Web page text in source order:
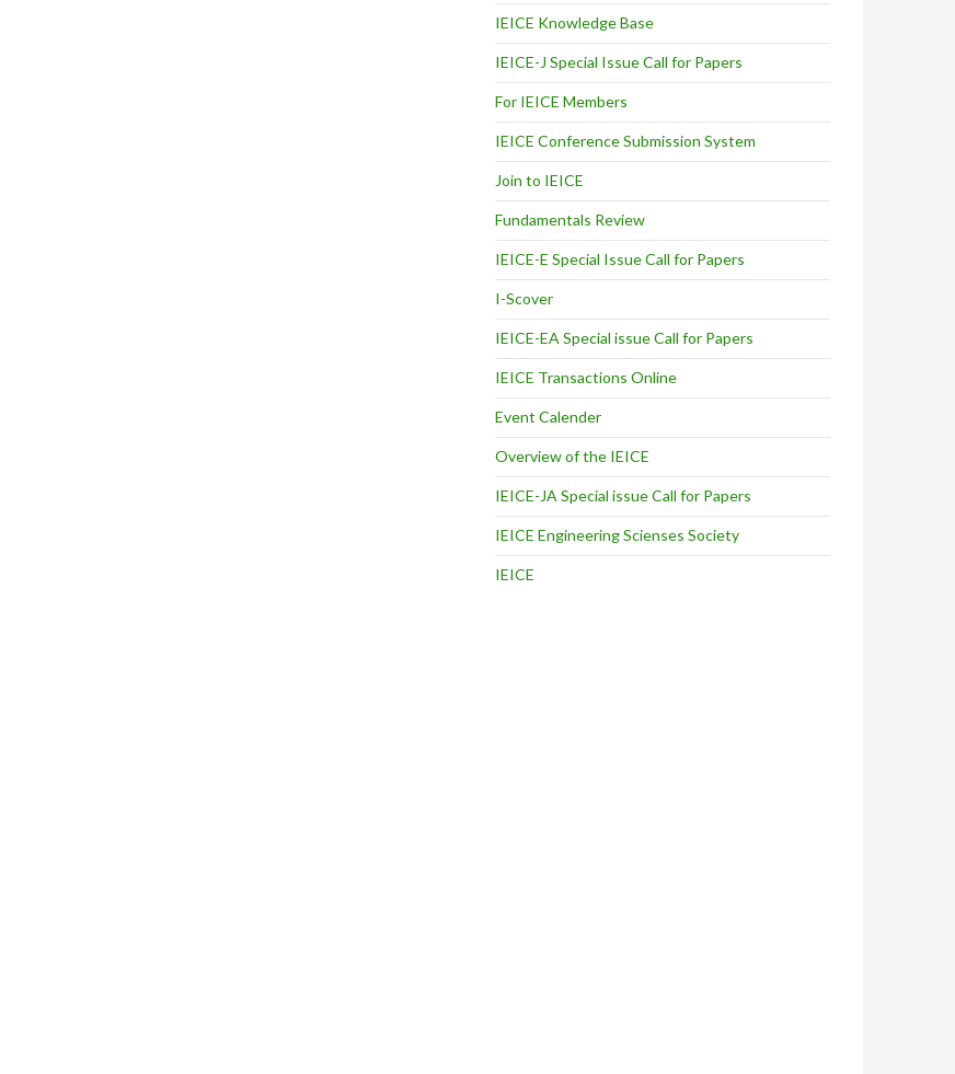
IEICE Knowledge Base
IEICE-J Special Issue Call for Papers
For IEICE Members
IEICE Conference Submission System
Join to IEICE
Fundamentals Review
IEICE-E Special Issue Call for Papers
I-Scover
IEICE-EA Special issue Call for Papers
IEICE Transactions Online
Event Calender
Overview of the IEICE
IEICE-JA Special issue Call for Papers
IEICE Engineering Scienses Society
IEICE